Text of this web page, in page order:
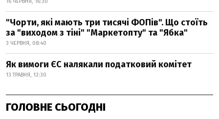
"Чорти, які мають три тисячі ФОПів". Що стоїть
за "виходом з тіні" "Маркетопту" та "Ябка"
3 ЧЕРВНЯ, 08:40
Як вимоги ЄС налякали податковий комітет
13 ТРАВНЯ, 12:30
ГОЛОВНЕ СЬОГОДНІ